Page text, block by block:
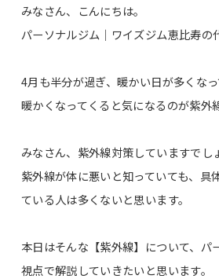
みなさん、こんにちは。
パーソナルジム｜ワイズジム恵比寿の
4月も半分が過ぎ、暖かい日が多くなっ
暖かくなってくると気になるのが紫外線
みなさん、紫外線対策していますでし
紫外線が体に悪いと知っていても、具
ている人は多くないと思います。
本日はそんな【紫外線】について、パ
視点で解説していきたいと思います。